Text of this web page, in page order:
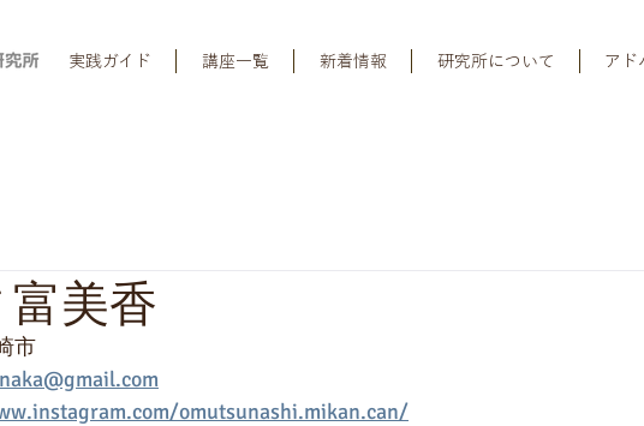
実践ガイド 講座一覧 新着情報 研究所について アド
美香
市
omutsunashi.mikan.can/